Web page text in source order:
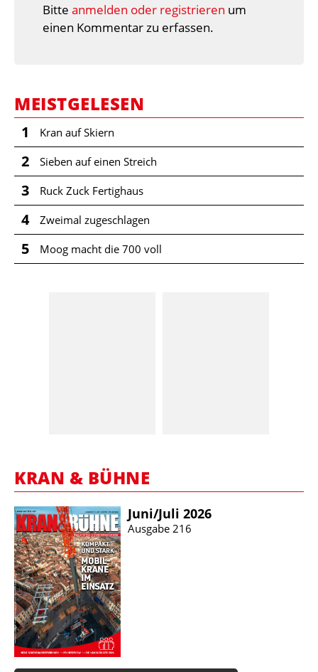
Bitte anmelden oder registrieren um
einen Kommentar zu erfassen.
MEISTGELESEN
1 Kran auf Skiern
2 Sieben auf einen Streich
3 Ruck Zuck Fertighaus
4 Zweimal zugeschlagen
5 Moog macht die 700 voll
KRAN & BÜHNE
Juni/​Juli 2026
Ausgabe 216